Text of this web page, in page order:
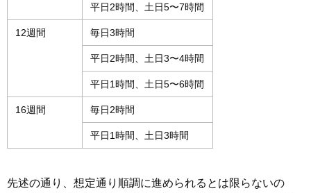
平日2時間、土日5〜7時間
12週間 毎日3時間
平日2時間、土日3〜4時間
平日1時間、土日5〜6時間
16週間 毎日2時間
平日1時間、土日3時間
先述の通り、想定通り順調に進められるとは限らないの